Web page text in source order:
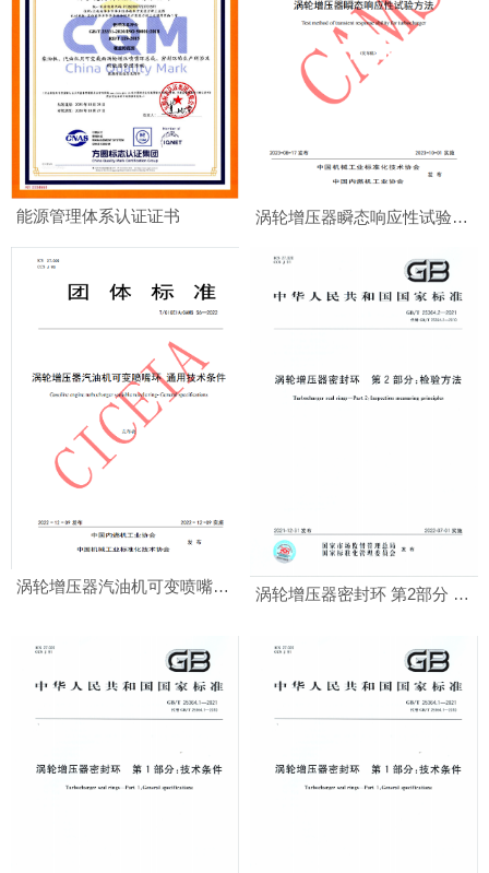
能源管理体系认证证书 涡轮增压器瞬态响应性试验方法
涡轮增压器汽油机可变喷嘴环 通用技术条件 涡轮增压器密封环 第2部分 检验方法